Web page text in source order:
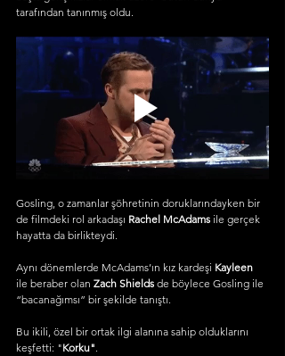
tarafından tanınmış oldu.
Gosling, o zamanlar şöhretinin doruklarındayken bir
de filmdeki rol arkadaşı Rachel McAdams ile gerçek
hayatta da birlikteydi.
Aynı dönemlerde McAdams’ın kız kardeşi Kayleen
ile beraber olan Zach Shields de böylece Gosling ile
“bacanağımsı” bir şekilde tanıştı.
Bu ikili, özel bir ortak ilgi alanına sahip olduklarını
keşfetti: "Korku".